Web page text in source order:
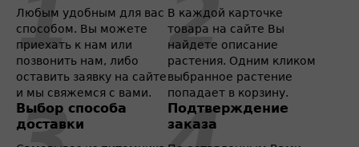
Любым удобным для вас
способом. Вы можете
приехать к нам или
позвонить нам, либо
оставить заявку на сайте
и мы свяжемся с вами.
В каждой карточке
товара на сайте Вы
найдете описание
растения. Одним кликом
выбранное растение
попадает в корзину.
Выбор способа
доставки
Подтверждение
заказа